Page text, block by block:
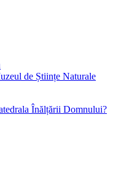
de Științe Naturale